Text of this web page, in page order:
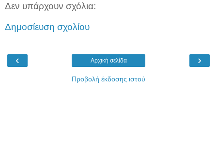
Δεν υπάρχουν σχόλια:
Δημοσίευση σχολίου
‹ ›
Αρχική σελίδα
Προβολή έκδοσης ιστού